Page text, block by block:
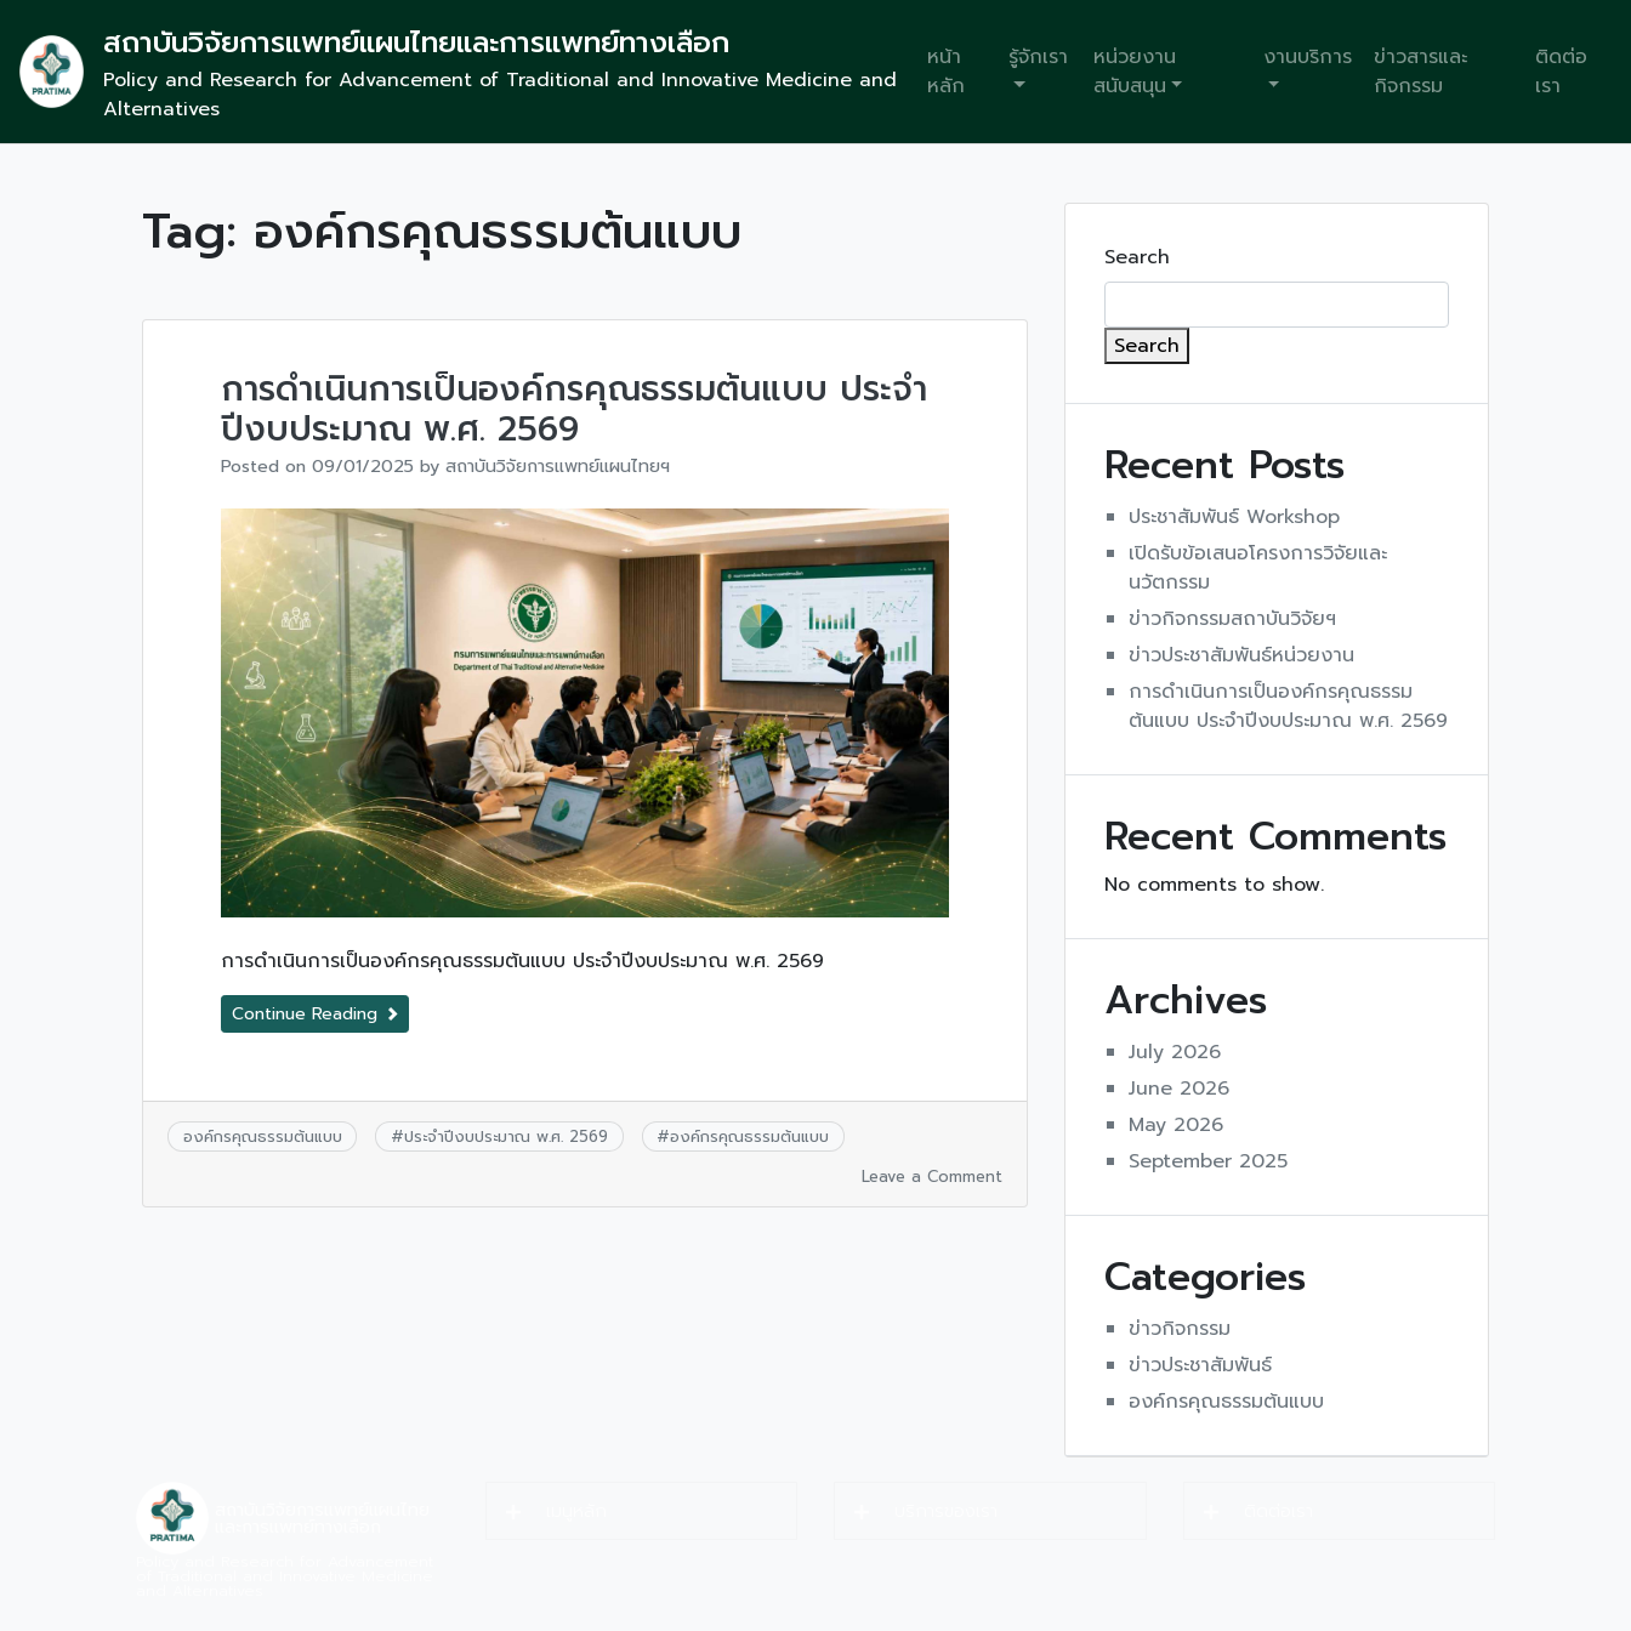
สถาบันวิจัยการแพทย์แผนไทยและการแพทย์ทางเลือก
Policy and Research for Advancement of Traditional and Innovative Medicine and
Alternatives
หน้า
หลัก
รู้จักเรา
หน่วยงาน
สนับสนุน
งานบริการ
ข่าวสารและ
กิจกรรม
ติดต่อ
เรา
Tag: องค์กรคุณธรรมต้นแบบ
การดำเนินการเป็นองค์กรคุณธรรมต้นแบบ ประจำ
ปีงบประมาณ พ.ศ. 2569
Posted on 09/01/2025 by สถาบันวิจัยการแพทย์แผนไทยฯ
การดำเนินการเป็นองค์กรคุณธรรมต้นแบบ ประจำปีงบประมาณ พ.ศ. 2569
Continue Reading
องค์กรคุณธรรมต้นแบบ #ประจำปีงบประมาณ พ.ศ. 2569 #องค์กรคุณธรรมต้นแบบ
Leave a Comment
Search
Search
Recent Posts
ประชาสัมพันธ์ Workshop
เปิดรับข้อเสนอโครงการวิจัยและ
นวัตกรรม
ข่าวกิจกรรมสถาบันวิจัยฯ
ข่าวประชาสัมพันธ์หน่วยงาน
การดำเนินการเป็นองค์กรคุณธรรม
ต้นแบบ ประจำปีงบประมาณ พ.ศ. 2569
Recent Comments
No comments to show.
Archives
July 2026
June 2026
May 2026
September 2025
Categories
ข่าวกิจกรรม
ข่าวประชาสัมพันธ์
องค์กรคุณธรรมต้นแบบ